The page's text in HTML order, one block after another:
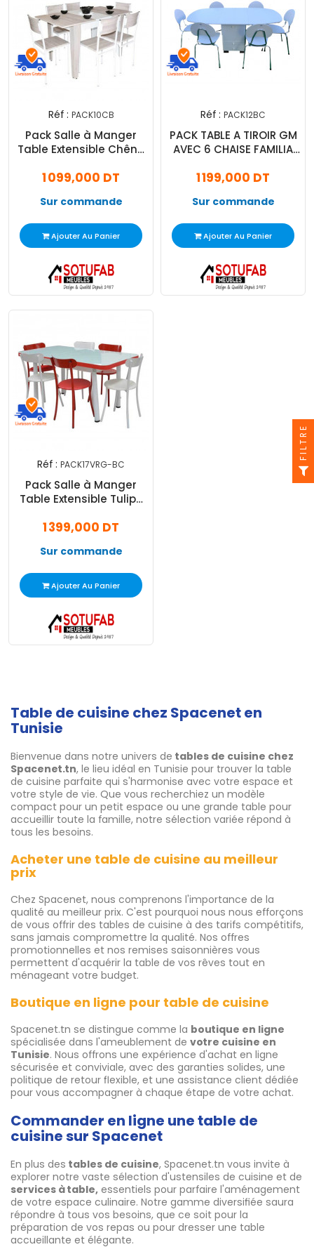
Réf : PACK10CB
Pack Salle à Manger
Table Extensible Chêne
avec 6 Chaises Serena
1 099,000 DT
Sur commande
Ajouter Au Panier
Réf : PACK12BC
PACK TABLE A TIROIR GM
AVEC 6 CHAISE FAMILIA
1 199,000 DT
Sur commande
Ajouter Au Panier
Réf : PACK17VRG-BC
Pack Salle à Manger
Table Extensible Tulipe
Blanc et Rouge
1 399,000 DT
Sur commande
Ajouter Au Panier
Table de cuisine chez Spacenet en
Tunisie
Bienvenue dans notre univers de tables de cuisine chez
Spacenet.tn, le lieu idéal en Tunisie pour trouver la table
de cuisine parfaite qui s'harmonise avec votre espace et
votre style de vie. Que vous recherchiez un modèle
compact pour un petit espace ou une grande table pour
accueillir toute la famille, notre sélection variée répond à
tous les besoins.
Acheter une table de cuisine au meilleur
prix
Chez Spacenet, nous comprenons l'importance de la
qualité au meilleur prix. C'est pourquoi nous nous efforçons
de vous offrir des tables de cuisine à des tarifs compétitifs,
sans jamais compromettre la qualité. Nos offres
promotionnelles et nos remises saisonnières vous
permettent d'acquérir la table de vos rêves tout en
ménageant votre budget.
Boutique en ligne pour table de cuisine
Spacenet.tn se distingue comme la boutique en ligne
spécialisée dans l'ameublement de votre cuisine en
Tunisie. Nous offrons une expérience d'achat en ligne
sécurisée et conviviale, avec des garanties solides, une
politique de retour flexible, et une assistance client dédiée
pour vous accompagner à chaque étape de votre achat.
Commander en ligne une table de
cuisine sur Spacenet
En plus des tables de cuisine, Spacenet.tn vous invite à
explorer notre vaste sélection d'ustensiles de cuisine et de
services à table, essentiels pour parfaire l'aménagement
de votre espace culinaire. Notre gamme diversifiée saura
répondre à tous vos besoins, que ce soit pour la
préparation de vos repas ou pour dresser une table
accueillante et élégante.
FILTRE